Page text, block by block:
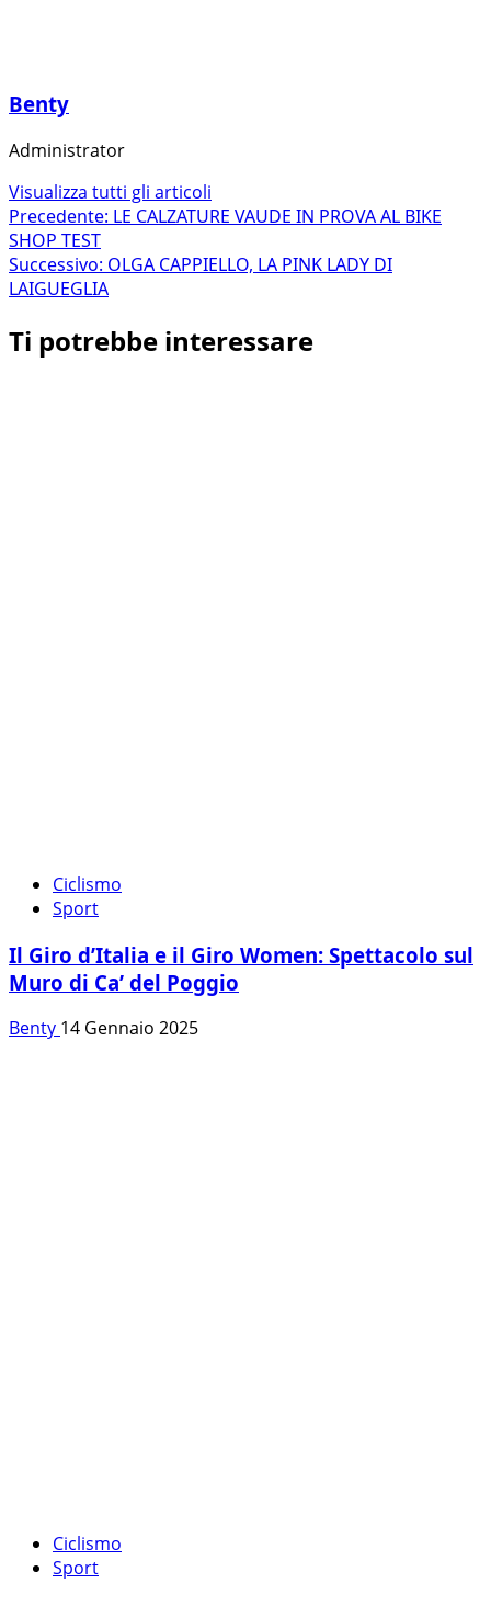
Benty
Administrator
Visualizza tutti gli articoli
Navigazione
articolo
Precedente: LE CALZATURE VAUDE IN PROVA AL BIKE
SHOP TEST
Successivo: OLGA CAPPIELLO, LA PINK LADY DI
LAIGUEGLIA
Ti potrebbe interessare
Ciclismo
Sport
Il Giro d’Italia e il Giro Women: Spettacolo sul
Muro di Ca’ del Poggio
Benty 14 Gennaio 2025
Ciclismo
Sport